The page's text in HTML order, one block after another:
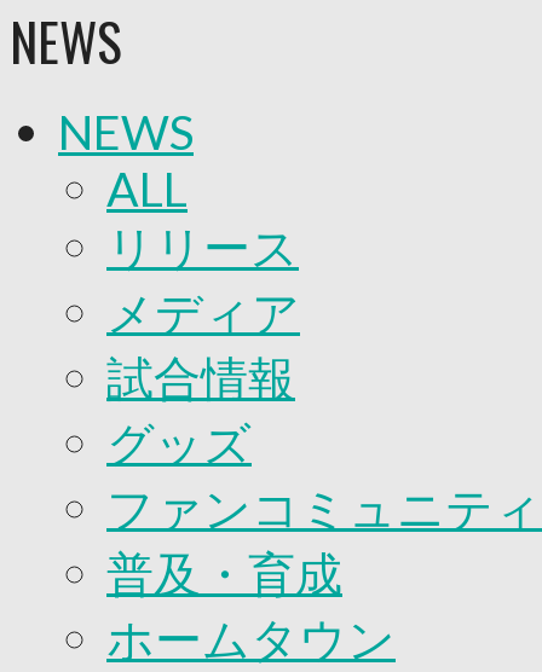
写真・動画使用ガイドライン
ロートフィールド奈良
2026/27
練習見学時のファンサービスについて
奈良クラブ明治安田J3リーグ2026/27シーズン試
奈良クラブ明治安田Ｊ3リーグ 2026/27シーズン
観戦ルール＆マナー
FANCOMMUNITY
2026/27ファンコミュニティ
サポートショップ
オフィシャルストア（実店舗）
オンラインストア
ACADEMY
アカデミーについて
プロジェクト
コーチ&スタッフ
ジュニア
ジュニアユース
ユース
練習拠点（ナラディーア）
SCHOOL
CLUB
NEWS
NEWS
ALL
リリース
メディア
試合情報
グッズ
ファンコミュニティ
普及・育成
ホームタウン